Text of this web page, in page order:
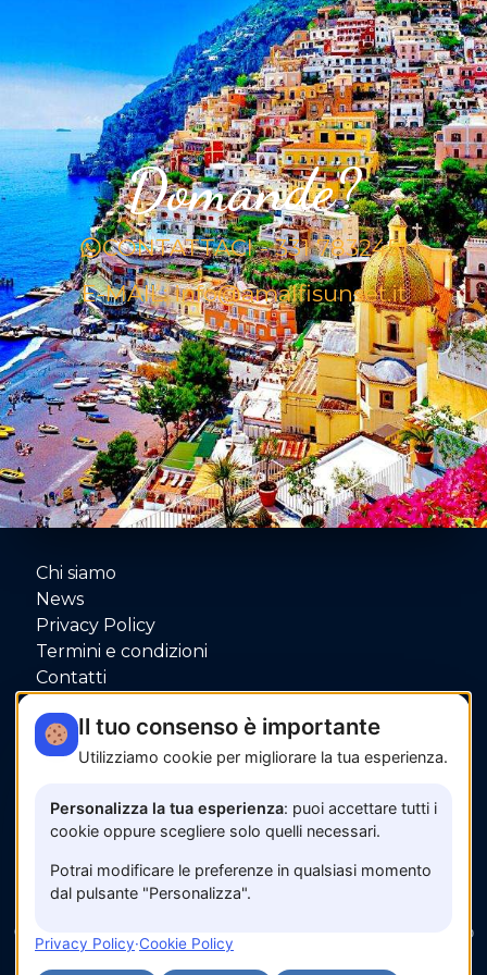
Domande?
CONTATTACI - 331 7832451
E-MAIL: info@amalfisunset.it
Chi siamo
News
Privacy Policy
Termini e condizioni
Contatti
Pagamenti sicuri con
© 2026 www.amalfisunset.it —
— Facciamo
cose…
Il tuo consenso è importante
Utilizziamo cookie per migliorare la tua esperienza.
Personalizza la tua esperienza: puoi accettare tutti i
cookie oppure scegliere solo quelli necessari.
Potrai modificare le preferenze in qualsiasi momento
dal pulsante "Personalizza".
Privacy Policy·Cookie Policy